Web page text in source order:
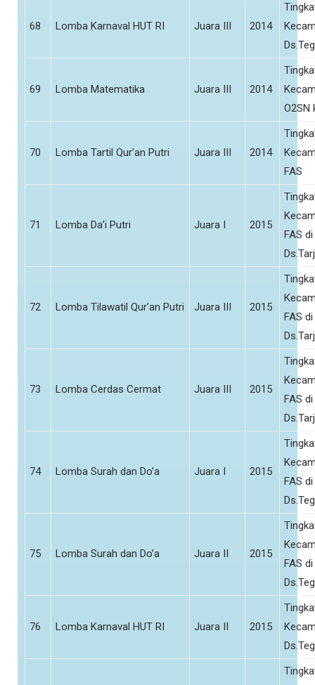
68 Lomba Karnaval HUT RI Juara III 2014
69 Lomba Matematika Juara III 2014
O2SN
70 Lomba Tartil Qur’an Putri Juara III 2014
FAS
71 Lomba Da’i Putri Juara I 2015
FAS di
72 Lomba Tilawatil Qur’an Putri Juara III 2015
FAS di
73 Lomba Cerdas Cermat Juara III 2015
FAS di
74 Lomba Surah dan Do’a Juara I 2015
FAS di
75 Lomba Surah dan Do’a Juara II 2015
FAS di
76 Lomba Karnaval HUT RI Juara II 2015